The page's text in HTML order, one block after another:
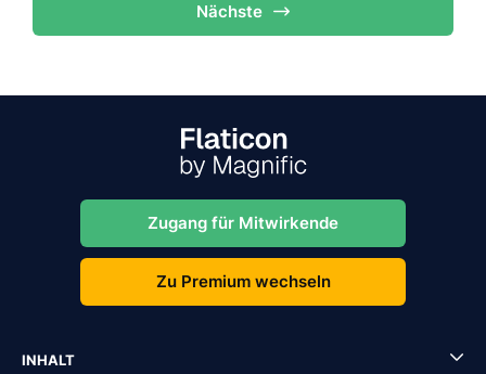
Nächste
Zugang für Mitwirkende
Zu Premium wechseln
INHALT